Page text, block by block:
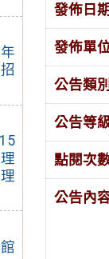
發佈日期
發佈單
公告類別
公告等
點閱次
公告內